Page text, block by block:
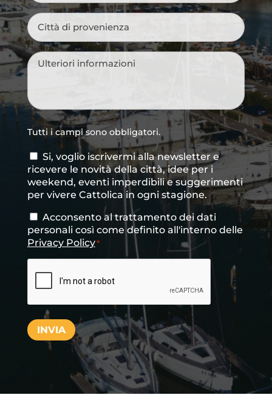
Città
di
provenienza*
Messaggio
Tutti i campi sono obbligatori.
Consenso
newsletter
Si, voglio iscrivermi alla newsletter e
ricevere le novità della città, idee per i
weekend, eventi imperdibili e suggerimenti
per vivere Cattolica in ogni stagione.
Consenso*
Acconsento al trattamento dei dati
personali così come definito all'interno delle
Privacy Policy*
INVIA